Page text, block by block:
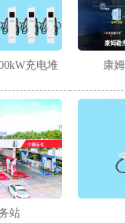
充电堆 康
站